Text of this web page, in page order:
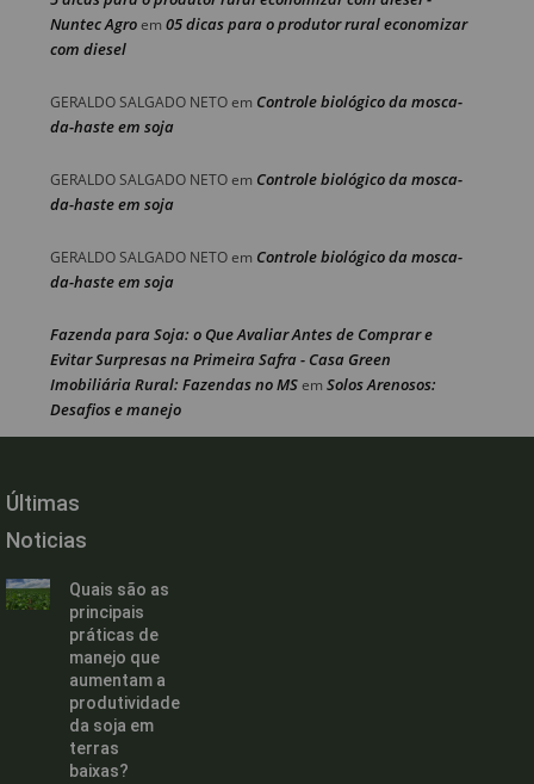
Nuntec Agroem 05 dicas para o produtor rural economizar
com diesel
GERALDO SALGADO NETOem Controle biológico da mosca-
da-haste em soja
GERALDO SALGADO NETOem Controle biológico da mosca-
da-haste em soja
GERALDO SALGADO NETOem Controle biológico da mosca-
da-haste em soja
Fazenda para Soja: o Que Avaliar Antes de Comprar e
Evitar Surpresas na Primeira Safra - Casa Green
Imobiliária Rural: Fazendas no MSem Solos Arenosos:
Desafios e manejo
Últimas
Noticias
Quais são as
principais
práticas de
manejo que
aumentam a
produtividade
da soja em
terras
baixas?